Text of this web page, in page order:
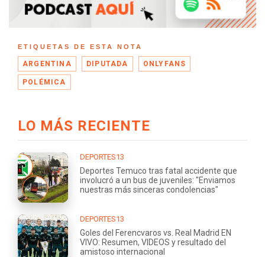
ETIQUETAS DE ESTA NOTA
ARGENTINA DIPUTADA ONLYFANS
POLÉMICA
LO MÁS RECIENTE
DEPORTES13
Deportes Temuco tras fatal accidente que
involucró a un bus de juveniles: "Enviamos
nuestras más sinceras condolencias"
DEPORTES13
Goles del Ferencvaros vs. Real Madrid EN
VIVO: Resumen, VIDEOS y resultado del
amistoso internacional